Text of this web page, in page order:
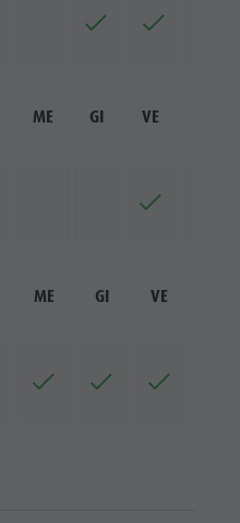
ME GI VE
ME GI VE